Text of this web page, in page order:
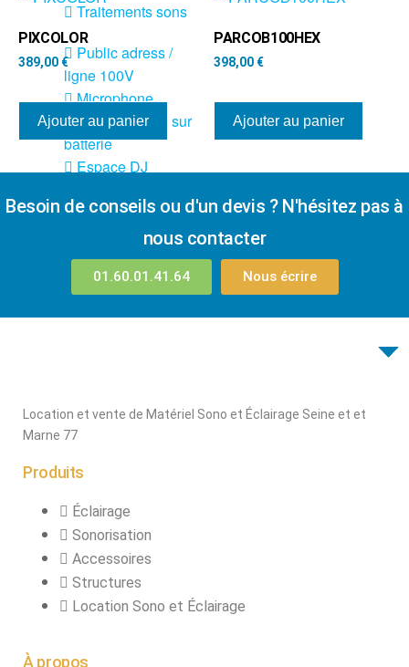
Traitements sons
Public adress /
ligne 100V
Microphone
Sono portable sur
batterie
Espace DJ
Accessoires
connecteurs
Structures, ponts
et pieds
X
PIXCOLOR
389,00 €
Ajouter au panier
PARCOB100HEX
398,00 €
Ajouter au panier
Besoin de conseils ou d'un devis ? N'hésitez pas à
nous contacter
01.60.01.41.64 Nous écrire
Location et vente de Matériel Sono et Éclairage Seine et et
Marne 77
Produits
Éclairage
Sonorisation
Accessoires
Structures
Location Sono et Éclairage
À propos